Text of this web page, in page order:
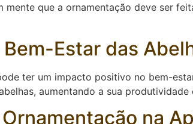
que a ornamentação deve ser
Estar das
ter um impacto positivo no bem-
aumentando a sua produtividade
na